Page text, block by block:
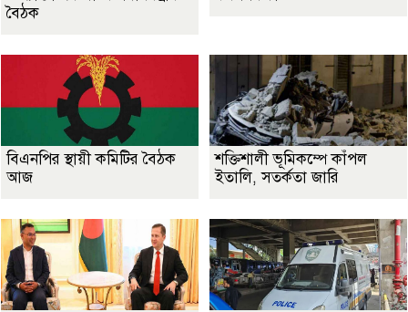
বৈঠক
বিএনপির স্থায়ী কমিটির বৈঠক
আজ
শক্তিশালী ভূমিকম্পে কাঁপল
ইতালি, সতর্কতা জারি